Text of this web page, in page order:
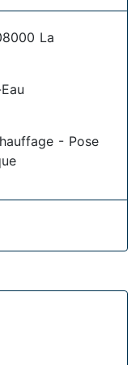
La
- Pose